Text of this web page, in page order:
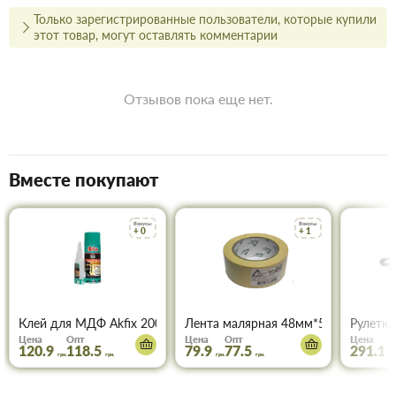
действовать при покупке двух и более товаров.
Купить Гвозди 200мм в Запорожье
означает сберечь время, деньги и нервы и получить с доставкой
Только зарегистрированные пользователи, которые купили
этот товар, могут оставлять комментарии
Отзывов пока еще нет.
Вместе покупают
Бонусы
+ 0
Клей для МДФ Akfix 200 мл+50 мл
Цена
120.9 грн.
Опт
118.5 грн.
Бонусы
+ 1
Лента малярная 48мм*50м ТОРУС
Цена
79.9 грн.
Опт
77.5 грн.
Цена
291.1